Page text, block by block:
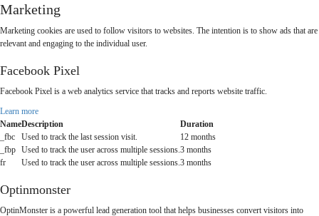
Marketing
Marketing cookies are used to follow visitors to websites. The intention is to show ads that are
relevant and engaging to the individual user.
Facebook Pixel
Facebook Pixel is a web analytics service that tracks and reports website traffic.
Learn more
NameDescription
Duration
_fbc
Used to track the last session visit.
12 months
_fbp Used to track the user across multiple sessions. 3 months
fr
Used to track the user across multiple sessions. 3 months
Optinmonster
OptinMonster is a powerful lead generation tool that helps businesses convert visitors into